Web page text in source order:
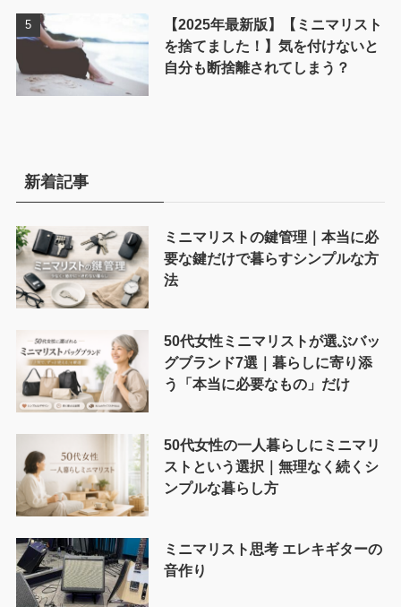
【2025年最新版】【ミニマリスト
を捨てました！】気を付けないと
自分も断捨離されてしまう？
新着記事
ミニマリストの鍵管理｜本当に必
要な鍵だけで暮らすシンプルな方
法
50代女性ミニマリストが選ぶバッ
グブランド7選｜暮らしに寄り添
う「本当に必要なもの」だけ
50代女性の一人暮らしにミニマリ
ストという選択｜無理なく続くシ
ンプルな暮らし方
ミニマリスト思考 エレキギターの
音作り